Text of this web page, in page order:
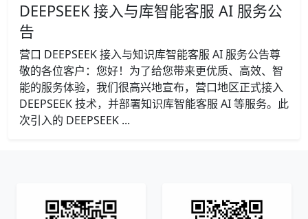
DEEPSEEK 接入与库智能客服 AI 服务公
告
营口 DEEPSEEK 接入与知识库智能客服 AI 服务公告尊
敬的各位客户：您好！为了给您带来更优质、高效、智
能的服务体验，我们很高兴地宣布，营口地区正式接入
DEEPSEEK 技术，并部署知识库智能客服 AI 等服务。此
次引入的 DEEPSEEK ...